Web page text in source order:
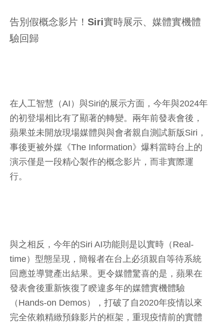
告別假概念影片！Siri實時展示、媒體實機體
驗回歸
在人工智慧（AI）與Siri的展示方面，今年與2024年
的初登場相比有了顯著的轉變。兩年前發表會後，
蘋果並未開放現場媒體與與會者親自測試新版Siri，
事後更被外媒《The Information》爆料當時台上的
演示僅是一段精心製作的概念影片，而非實際運
行。
與之相反，今年的Siri AI功能則是以實時（Real-
time）型態呈現，簡報者在台上必須親自等待系統
回應並導覽產出結果。更令媒體驚喜的是，蘋果在
發表會後重新恢復了睽違多年的媒體實機體驗
（Hands-on Demos），打破了自2020年疫情以來
完全依賴精緻預錄影片的框架，重現疫情前的實體